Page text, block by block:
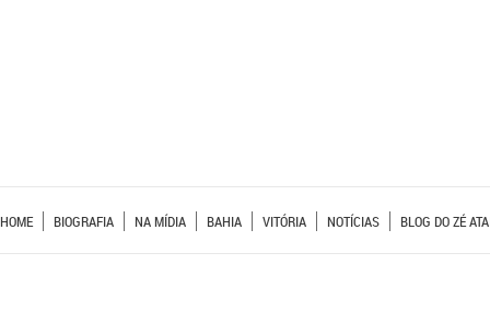
HOME BIOGRAFIA NA MÍDIA BAHIA VITÓRIA NOTÍCIAS BLOG DO ZÉ